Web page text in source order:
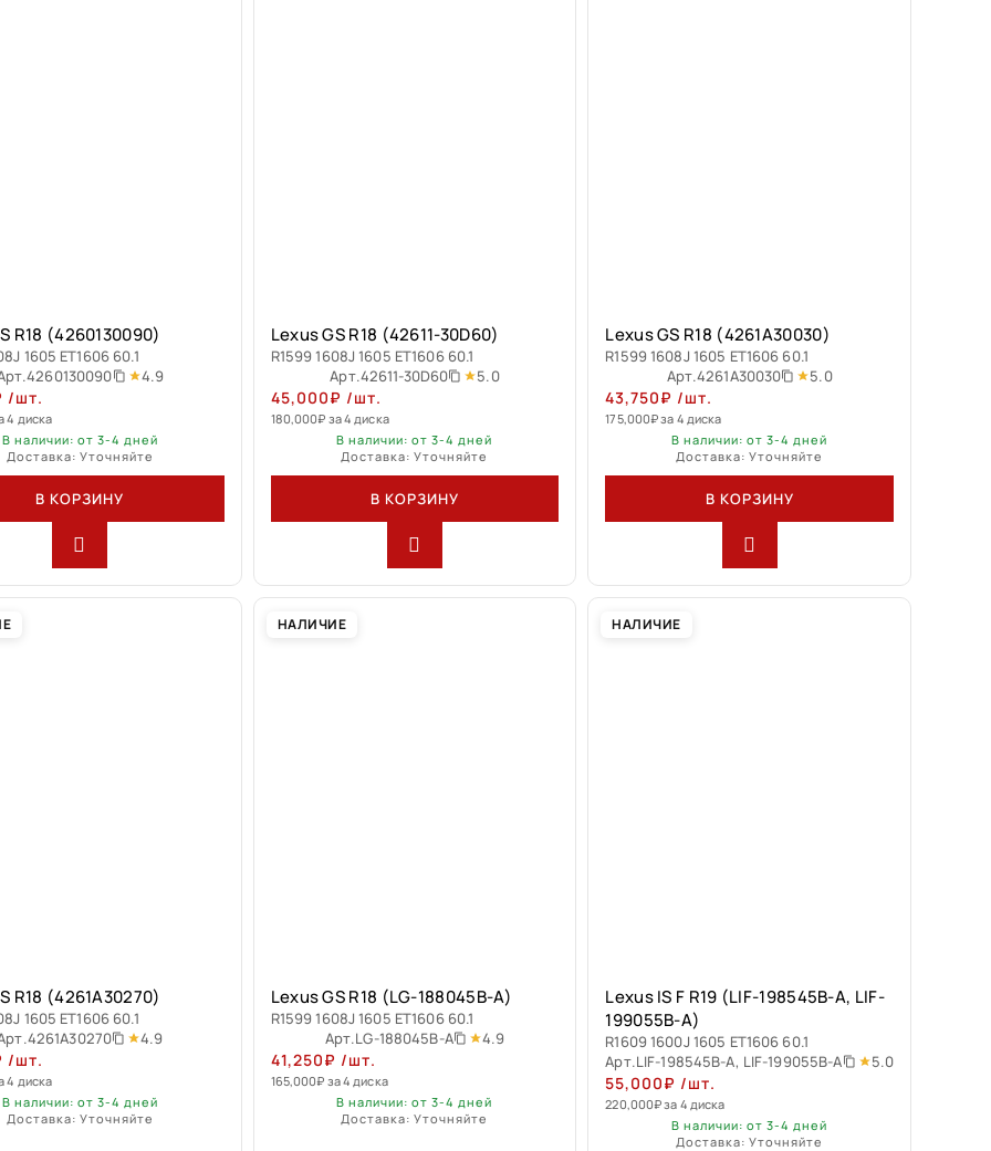
R18 (4260130090)
1605 ET1606 60.1
4260130090 4.9
/шт.
4 диска
В наличии: от 3-4 дней
Доставка: Уточняйте
В КОРЗИНУ
Lexus GS R18 (42611-30D60)
R1599 1608J 1605 ET1606 60.1
Арт.42611-30D60 5.0
45,000₽ /шт.
180,000₽ за 4 диска
В наличии: от 3-4 дней
Доставка: Уточняйте
В КОРЗИНУ
Lexus GS R18 (4261A30030)
R1599 1608J 1605 ET1606 60.1
Арт.4261A30030 5.0
43,750₽ /шт.
175,000₽за 4 диска
В наличии: от 3-4 дней
Доставка: Уточняйте
В КОРЗИНУ
R18 (4261A30270)
1605 ET1606 60.1
4261A30270 4.9
/шт.
4 диска
В наличии: от 3-4 дней
Доставка: Уточняйте
НАЛИЧИЕ
Lexus GS R18 (LG-188045B-A)
R1599 1608J 1605 ET1606 60.1
Арт.LG-188045B-A 4.9
41,250₽ /шт.
165,000₽ за 4 диска
В наличии: от 3-4 дней
Доставка: Уточняйте
НАЛИЧИЕ
Lexus IS F R19 (LIF-198545B-A, LIF-
199055B-A)
R1609 1600J 1605 ET1606 60.1
Арт.LIF-198545B-A, LIF-199055B-A 5.0
55,000₽ /шт.
220,000₽за 4 диска
В наличии: от 3-4 дней
Доставка: Уточняйте